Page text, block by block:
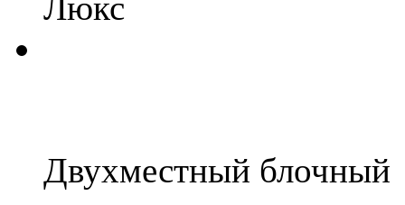
Двухместный блочный